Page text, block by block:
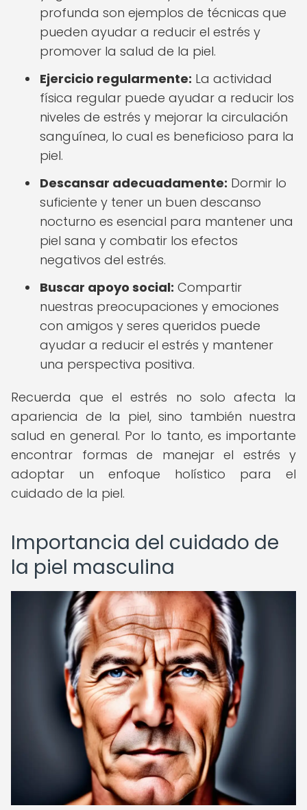
profunda son ejemplos de técnicas que
pueden ayudar a reducir el estrés y
promover la salud de la piel.
Ejercicio regularmente: La actividad
física regular puede ayudar a reducir los
niveles de estrés y mejorar la circulación
sanguínea, lo cual es beneficioso para la
piel.
Descansar adecuadamente: Dormir lo
suficiente y tener un buen descanso
nocturno es esencial para mantener una
piel sana y combatir los efectos
negativos del estrés.
Buscar apoyo social: Compartir
nuestras preocupaciones y emociones
con amigos y seres queridos puede
ayudar a reducir el estrés y mantener
una perspectiva positiva.
Recuerda que el estrés no solo afecta la
apariencia de la piel, sino también nuestra
salud en general. Por lo tanto, es importante
encontrar formas de manejar el estrés y
adoptar un enfoque holístico para el
cuidado de la piel.
Importancia del cuidado de
la piel masculina